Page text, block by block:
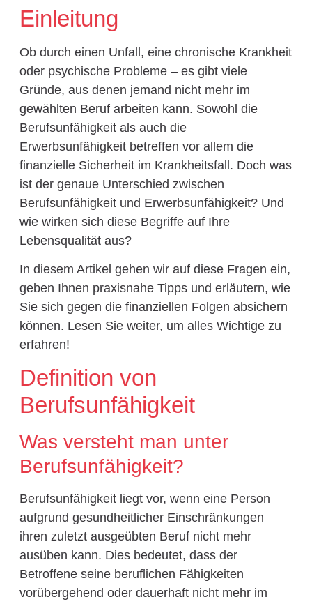
Einleitung
Ob durch einen Unfall, eine chronische Krankheit
oder psychische Probleme – es gibt viele
Gründe, aus denen jemand nicht mehr im
gewählten Beruf arbeiten kann. Sowohl die
Berufsunfähigkeit als auch die
Erwerbsunfähigkeit betreffen vor allem die
finanzielle Sicherheit im Krankheitsfall. Doch was
ist der genaue Unterschied zwischen
Berufsunfähigkeit und Erwerbsunfähigkeit? Und
wie wirken sich diese Begriffe auf Ihre
Lebensqualität aus?
In diesem Artikel gehen wir auf diese Fragen ein,
geben Ihnen praxisnahe Tipps und erläutern, wie
Sie sich gegen die finanziellen Folgen absichern
können. Lesen Sie weiter, um alles Wichtige zu
erfahren!
Definition von
Berufsunfähigkeit
Was versteht man unter
Berufsunfähigkeit?
Berufsunfähigkeit liegt vor, wenn eine Person
aufgrund gesundheitlicher Einschränkungen
ihren zuletzt ausgeübten Beruf nicht mehr
ausüben kann. Dies bedeutet, dass der
Betroffene seine beruflichen Fähigkeiten
vorübergehend oder dauerhaft nicht mehr im